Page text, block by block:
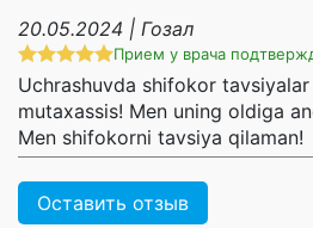
20.05.2024 | Гозал
Прием у врача
Uchrashuvda shifokor
mutaxassis! Men uning oldiga
Men shifokorni tavsiya qilaman!
Оставить отзыв